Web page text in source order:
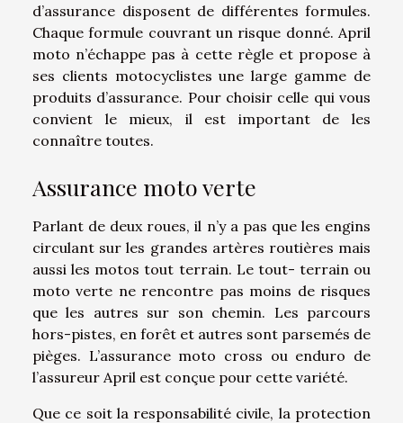
d’assurance disposent de différentes formules.
Chaque formule couvrant un risque donné. April
moto n’échappe pas à cette règle et propose à
ses clients motocyclistes une large gamme de
produits d’assurance. Pour choisir celle qui vous
convient le mieux, il est important de les
connaître toutes.
Assurance moto verte
Parlant de deux roues, il n’y a pas que les engins
circulant sur les grandes artères routières mais
aussi les motos tout terrain. Le tout- terrain ou
moto verte ne rencontre pas moins de risques
que les autres sur son chemin. Les parcours
hors-pistes, en forêt et autres sont parsemés de
pièges. L’assurance moto cross ou enduro de
l’assureur April est conçue pour cette variété.
Que ce soit la responsabilité civile, la protection